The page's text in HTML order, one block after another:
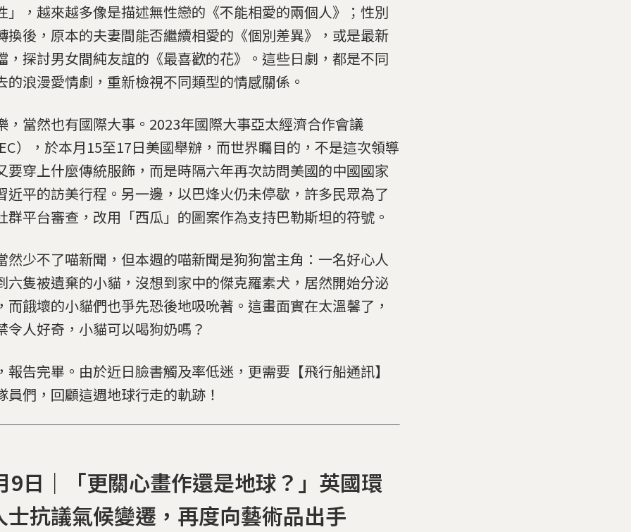
」，越來越多像是描述無性戀的《不能相愛的兩個人》；性別
換後，原本的夫妻間能否繼續相愛的《個別差異》，或是最新
，探討男女間純友誼的《最喜歡的花》。這些日劇，都是不同
的浪漫愛情劇，重新檢視不同類型的情感關係。
，當然也有國際大事。2023年國際大事亞太經濟合作會議
），於本月15至17日美國舉辦，而世界矚目的，不是這次領導
要穿上什麼傳統服飾，而是時隔六年再次訪問美國的中國國家
近平的訪美行程。另一邊，以巴烽火仍未停歇，許多民眾為了
群平台審查，改用「西瓜」的圖案作為支持巴勒斯坦的符號。
然少不了喵新聞，但本週的喵新聞是狗狗當主角：一名好心人
六隻被遺棄的小貓，沒想到家中的傑克羅素犬，居然開始分泌
而餓壞的小貓們也爭先恐後地吸吮著。這畫面實在太溫馨了，
令人好奇，小貓可以喝狗奶嗎？
報告完畢。由於近日臉書觸及率低迷，更需要【飛行船通訊】
員們，回顧這週地球行走的軌跡！
9日｜「更關心畫作還是地球？」英國環
士抗議氣候變遷，再度向藝術品出手